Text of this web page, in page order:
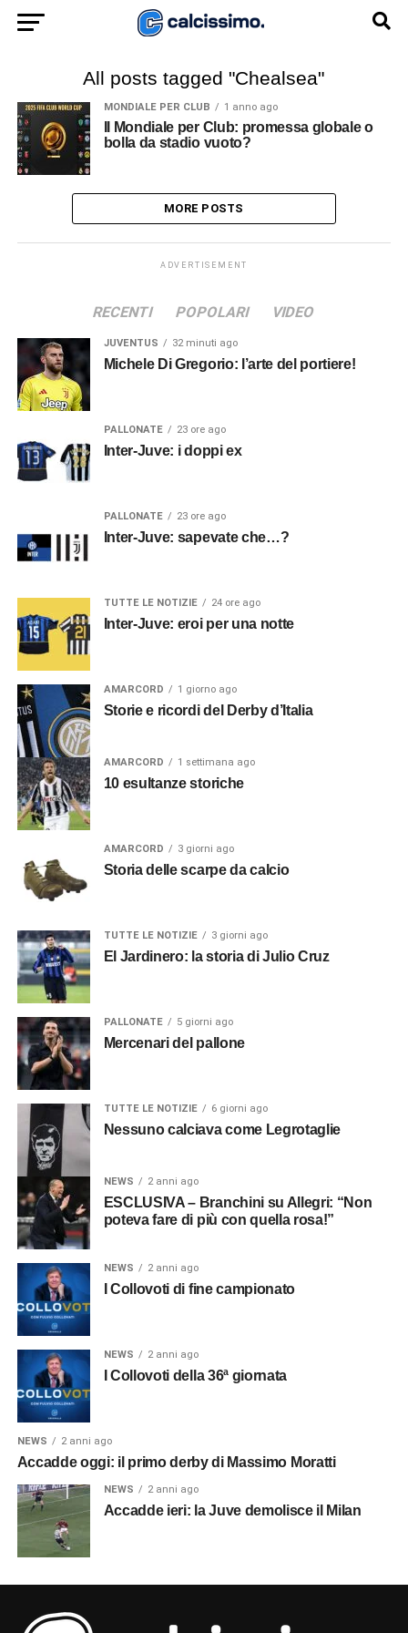
All posts tagged "Chealsea"
MONDIALE PER CLUB 1 anno ago
Il Mondiale per Club: promessa globale o
bolla da stadio vuoto?
MORE POSTS
ADVERTISEMENT
RECENTI POPOLARI VIDEO
JUVENTUS 32 minuti ago
Michele Di Gregorio: l’arte del portiere!
PALLONATE 23 ore ago
Inter-Juve: i doppi ex
PALLONATE 23 ore ago
Inter-Juve: sapevate che…?
TUTTE LE NOTIZIE 24 ore ago
Inter-Juve: eroi per una notte
AMARCORD 1 giorno ago
Storie e ricordi del Derby d’Italia
AMARCORD 1 settimana ago
10 esultanze storiche
AMARCORD 3 giorni ago
Storia delle scarpe da calcio
TUTTE LE NOTIZIE 3 giorni ago
El Jardinero: la storia di Julio Cruz
PALLONATE 5 giorni ago
Mercenari del pallone
TUTTE LE NOTIZIE 6 giorni ago
Nessuno calciava come Legrotaglie
NEWS 2 anni ago
ESCLUSIVA – Branchini su Allegri: “Non
poteva fare di più con quella rosa!”
NEWS 2 anni ago
I Collovoti di fine campionato
NEWS 2 anni ago
I Collovoti della 36ª giornata
NEWS 2 anni ago
Accadde oggi: il primo derby di Massimo Moratti
NEWS 2 anni ago
Accadde ieri: la Juve demolisce il Milan